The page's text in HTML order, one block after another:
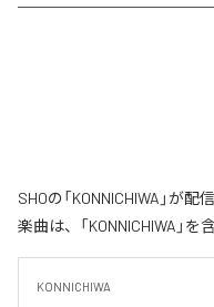
SHOの「KONNICHIWA」が
楽曲は、「KONNICHIWA」を
KONNICHIWA